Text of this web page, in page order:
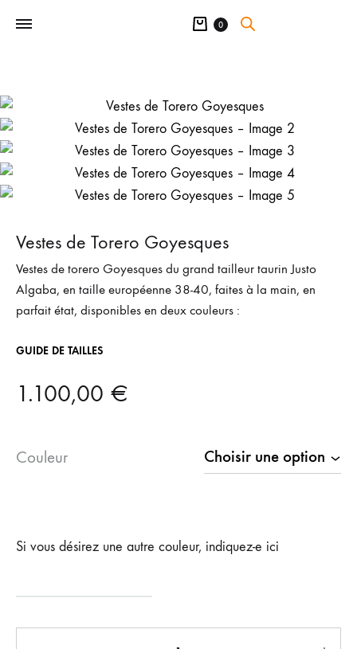
Panier
0
Vestes de Torero Goyesques
Vestes de torero Goyesques du grand tailleur taurin Justo
Algaba, en taille européenne 38-40, faites à la main, en
parfait état, disponibles en deux couleurs :
GUIDE DE TAILLES
1.100,00 €
Couleur
Si vous désirez une autre couleur, indiquez-e ici